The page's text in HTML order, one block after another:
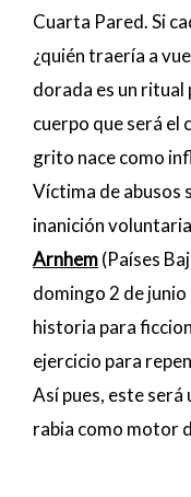
Cuarta Pared. Si
¿quién traería a
dorada es un ritual
cuerpo que será el
grito nace como
Víctima de abusos
inanición
Arnhem(Países
domingo 2 de junio
historia para
ejercicio para
Así pues, este será
rabia como motor